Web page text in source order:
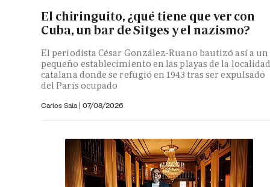
El chiringuito, ¿qué tiene que ver con
Cuba, un bar de Sitges y el nazismo?
El periodista César González-Ruano bautizó así a un
pequeño establecimiento en las playas de la
catalana donde se refugió en 1943 tras ser expulsado
del París ocupado
Carlos Sala | 07/08/2026